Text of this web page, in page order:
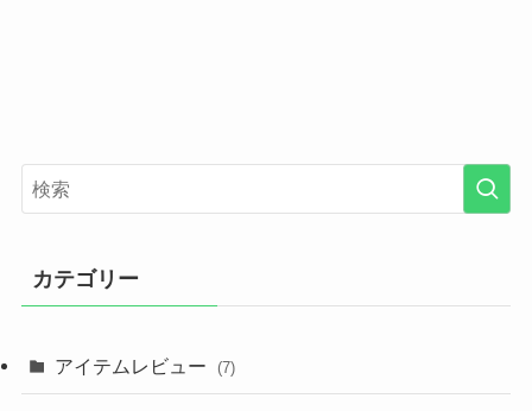
カテゴリー
アイテムレビュー (7)